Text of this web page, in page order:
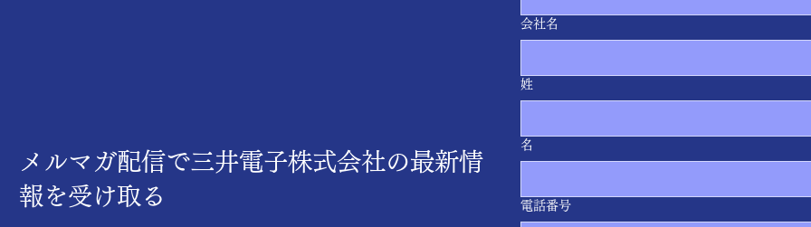
​メルマガ配信で三井電子株式会社の最新情
報を受け取る
会社名
姓
名
電話番号